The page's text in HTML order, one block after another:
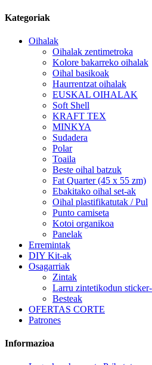
Kategoriak
Oihalak
Oihalak zentimetroka
Kolore bakarreko oihalak
Oihal basikoak
Haurrentzat oihalak
EUSKAL OIHALAK
Soft Shell
KRAFT TEX
MINKYA
Sudadera
Polar
Toaila
Beste oihal batzuk
Fat Quarter (45 x 55 zm)
Ebakitako oihal set-ak
Oihal plastifikatutak / Pul
Punto camiseta
Kotoi organikoa
Panelak
Erremintak
DIY Kit-ak
Osagarriak
Zintak
Larru zintetikodun
Besteak
OFERTAS CORTE
Patrones
Informazioa